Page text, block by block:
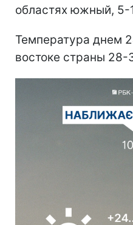
областях южный, 5-
Температура днем
востоке страны 28-